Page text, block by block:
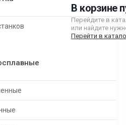
В корзине
Перейдите в
или найдите
Перейти в